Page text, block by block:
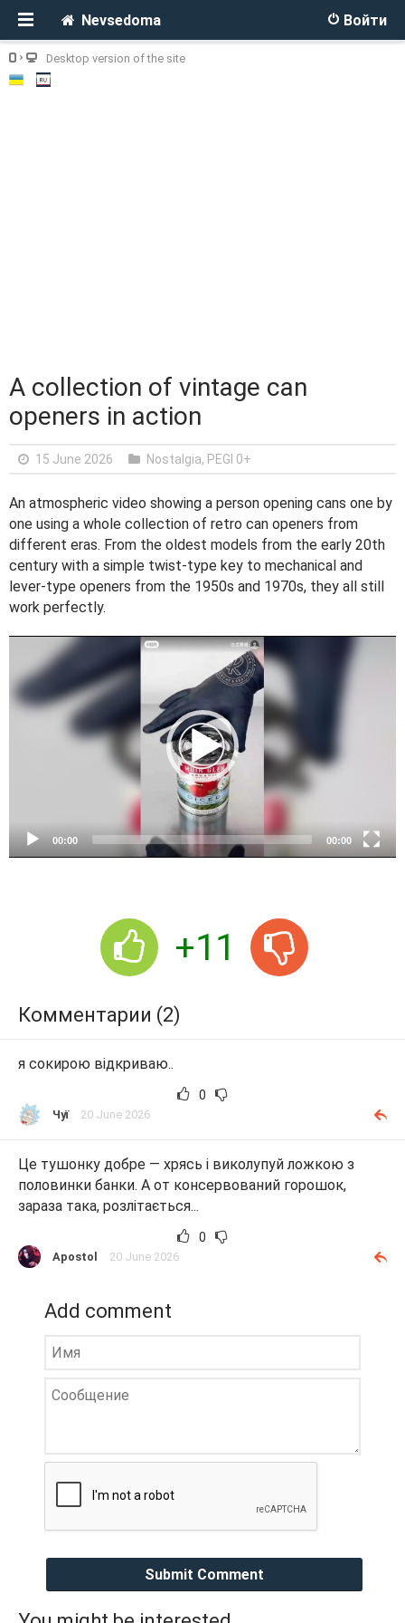
Войти
Nevsedoma
Desktop version of the site
A collection of vintage can
openers in action
15 June 2026 Nostalgia, PEGI 0+
An atmospheric video showing a person opening cans one by
one using a whole collection of retro can openers from
different eras. From the oldest models from the early 20th
century with a simple twist-type key to mechanical and
lever-type openers from the 1950s and 1970s, they all still
work perfectly.
d
e
r
00:00 00:00
+11
Комментарии (2)
я сокирою відкриваю..
0
Чуї 20 June 2026
Це тушонку добре — хрясь і виколупуй ложкою з
половинки банки. А от консервований горошок,
зараза така, розлітається...
0
Apostol 20 June 2026
Add comment
Submit Comment